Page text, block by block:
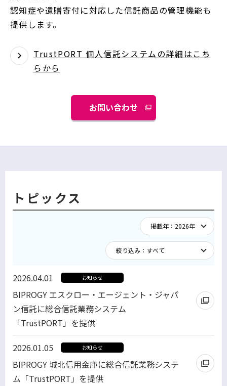
認知症や遺贈寄付に対応した信託商品の管理機能も
提供します。
TrustPORT 個人信託システムの詳細はこち
らから
お問い合わせ
トピックス
2026.04.01 お知らせ
BIPROGY エスクロー・エージェント・ジャパ
ン信託に総合信託業務システム
「TrustPORT」を提供
別
ウ
ィ
ン
2026.01.05 お知らせ
BIPROGY 城北信用金庫に総合信託業務システ
ム「TrustPORT」を提供